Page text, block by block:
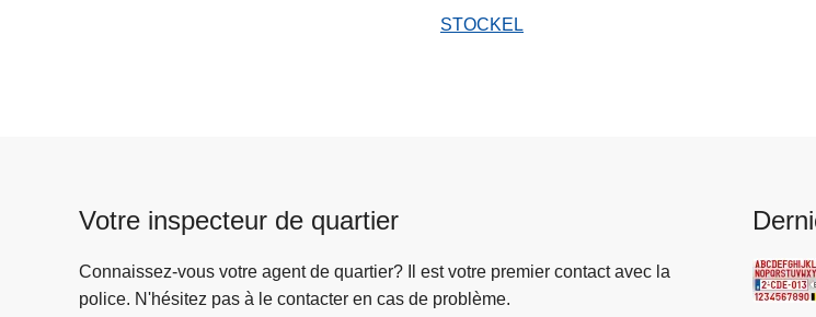
STOCKEL
Votre inspecteur de quartier
Connaissez-vous votre agent de quartier? Il est votre premier contact avec la
police. N'hésitez pas à le contacter en cas de problème.